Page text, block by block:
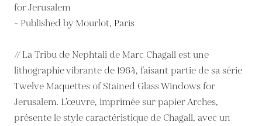
for Jerusalem
- Published by Mourlot, Paris
// La Tribu de Nephtali de Marc Chagall est une
lithographie vibrante de 1964, faisant partie de sa série
Twelve Maquettes of Stained Glass Windows for
Jerusalem. L’œuvre, imprimée sur papier Arches,
présente le style caractéristique de Chagall, avec un